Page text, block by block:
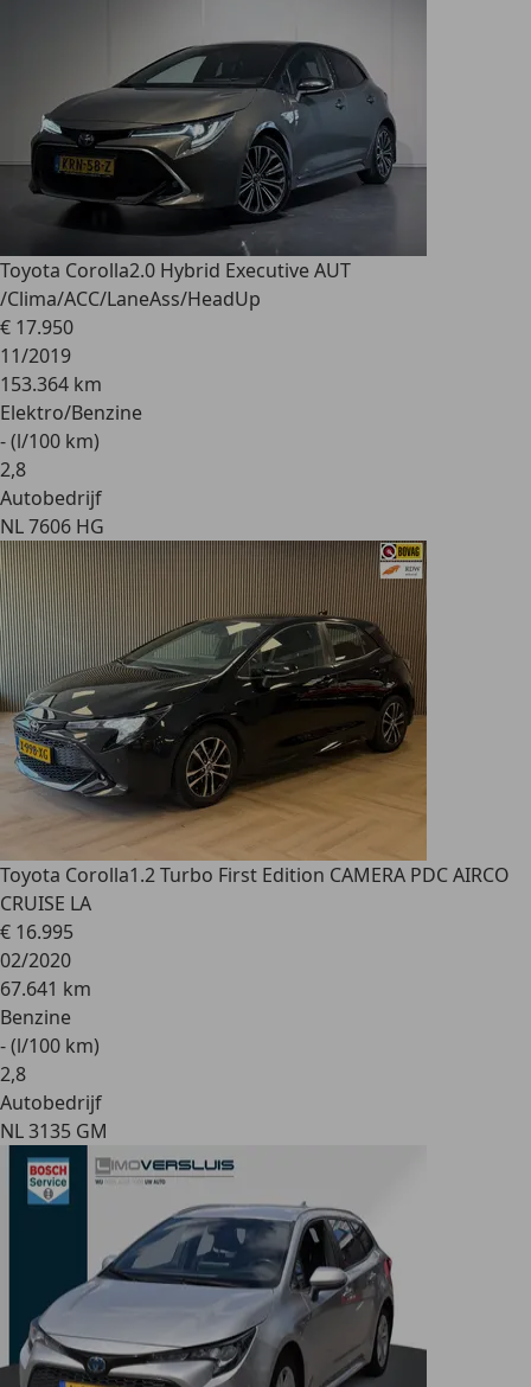
Toyota Corolla2.0 Hybrid Executive AUT
/Clima/ACC/LaneAss/HeadUp
€ 17.950
11/2019
153.364 km
Elektro/Benzine
- (l/100 km)
2,8
Autobedrijf
NL 7606 HG
Toyota Corolla1.2 Turbo First Edition CAMERA PDC AIRCO
CRUISE LA
€ 16.995
02/2020
67.641 km
Benzine
- (l/100 km)
2,8
Autobedrijf
NL 3135 GM